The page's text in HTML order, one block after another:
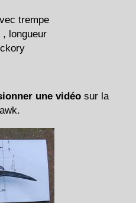
trempe
longueur
une vidéo sur la